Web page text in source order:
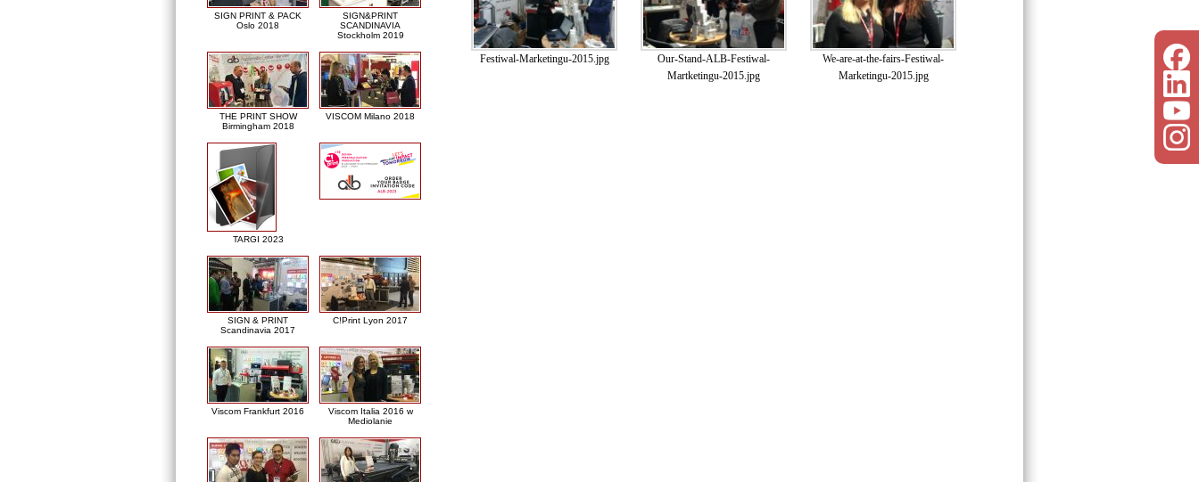
SIGN PRINT & PACK
Oslo 2018
SIGN&PRINT
SCANDINAVIA
Stockholm 2019
THE PRINT SHOW
Birmingham 2018
VISCOM Milano 2018
TARGI 2023
SIGN & PRINT
Scandinavia 2017
C!Print Lyon 2017
Viscom Frankfurt 2016
Viscom Italia 2016 w
Mediolanie
Festiwal-Marketingu-2015.jpg
Our-Stand-ALB-Festiwal-
Martketingu-2015.jpg
We-are-at-the-fairs-Festiwal-
Marketingu-2015.jpg